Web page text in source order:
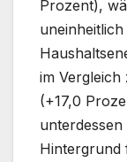
Prozent),
im
(+17,0
Hintergrund